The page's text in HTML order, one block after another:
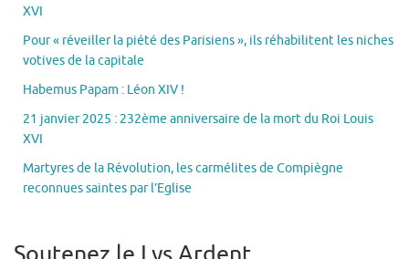
XVI
Pour « réveiller la piété des Parisiens », ils réhabilitent les niches
votives de la capitale
Habemus Papam : Léon XIV !
21 janvier 2025 : 232ème anniversaire de la mort du Roi Louis
XVI
Martyres de la Révolution, les carmélites de Compiègne
reconnues saintes par l’Eglise